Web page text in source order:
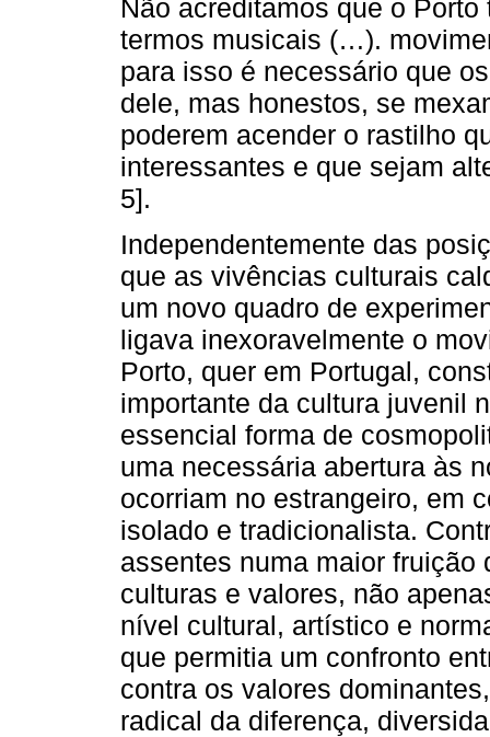
Não acreditamos que o
termos musicais (…).
para isso é necessário que
dele, mas honestos, se
poderem acender o rastilho
interessantes e que sejam
5].
Independentemente das
que as vivências culturais
um novo quadro de
ligava inexoravelmente o
Porto, quer em Portugal,
importante da cultura juvenil
essencial forma de
uma necessária abertura às
ocorriam no estrangeiro, em
isolado e tradicionalista.
assentes numa maior fruição
culturas e valores, não
nível cultural, artístico e
que permitia um confronto
contra os valores
radical da diferença,